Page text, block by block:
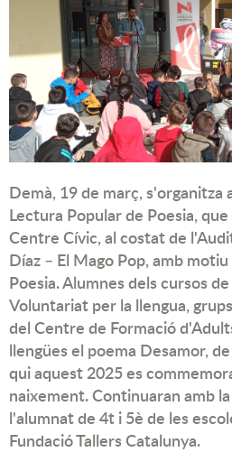
Demà, 19 de març, s'organitza
Lectura Popular de Poesia,
Centre Cívic, al costat de
Díaz – El Mago Pop, amb
Poesia. Alumnes dels cursos
Voluntariat per la llengua,
del Centre de Formació
llengües el poema Desamor,
qui aquest 2025 es
naixement. Continuaran amb
l'alumnat de 4t i 5è de les
Fundació Tallers Catalunya.